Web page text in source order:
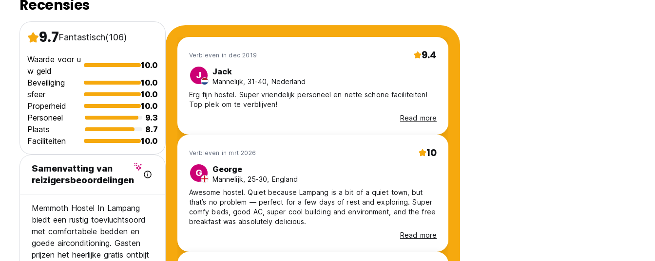
Recensies
9.7Fantastisch(106)
Waarde voor u
w geld
10.0
Beveiliging
10.0
sfeer
10.0
Properheid
10.0
Personeel
9.3
Plaats
8.7
Faciliteiten
10.0
Samenvatting van
reizigersbeoordelingen
Memmoth Hostel In Lampang
biedt een rustig toevluchtsoord
met comfortabele bedden en
goede airconditioning. Gasten
prijzen het heerlijke gratis ontbijt
Verbleven in dec 2019 9.4
J Jack
Mannelijk, 31-40, Nederland
Erg fijn hostel. Super vriendelijk personeel en nette schone faciliteiten!
Top plek om te verblijven!
Read more
Verbleven in mrt 2026 10
G George
Mannelijk, 25-30, England
Awesome hostel. Quiet because Lampang is a bit of a quiet town, but
that’s no problem — perfect for a few days of rest and exploring. Super
comfy beds, good AC, super cool building and environment, and the free
breakfast was absolutely delicious.
Read more